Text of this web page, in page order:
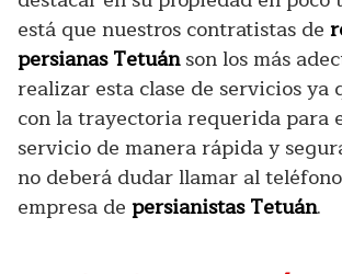
está que nuestros contratistas de
persianas Tetuánson los más
realizar esta clase de servicios ya
con la trayectoria requerida para
servicio de manera rápida y
no deberá dudar llamar al
empresa de persianistas Tetuán.